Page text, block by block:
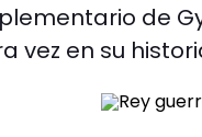
de
vez en su